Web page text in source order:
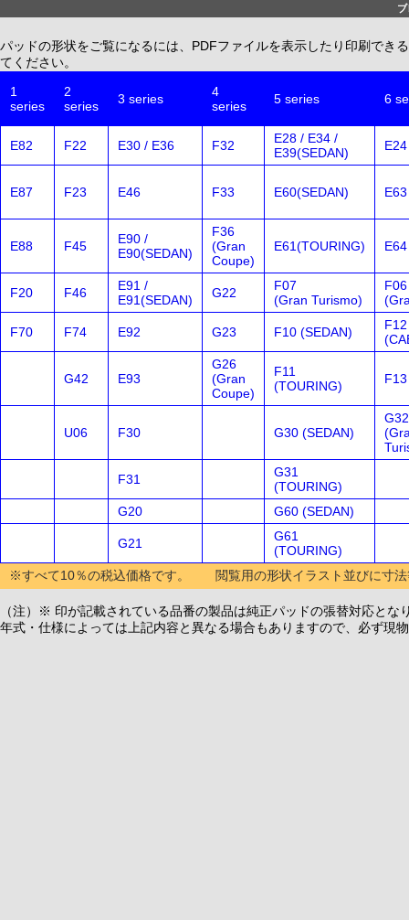
パッドの形状をご覧になるには、PDFファイルを表示したり印刷でき
てください。
1
series
2
series
3 series
4
series
5 series 6
E82 F22 E30 / E36 F32
E28 / E34 /
E39(SEDAN)
E24
E87 F23 E46 F33 E60(SEDAN) E63
E88 F45
E90 /
E90(SEDAN)
F36
(Gran
Coupe)
E61(TOURING) E64
F20 F46
E91 /
E91(SEDAN)
G22
F07
(Gran Turismo)
F06
F70 F74 E92 G23 F10 (SEDAN)
F12
G42 E93
G26
(Gran
Coupe)
F11
(TOURING)
U06 F30 G30 (SEDAN)
G32
F31
G31
(TOURING)
G20
G60 (SEDAN)
G21
G61
(TOURING)
※すべて10％の税込価格です。 閲覧用の形状イラスト並びに寸法
（注）※ 印が記載されている品番の製品は純正パッドの張替対応とな
年式・仕様によっては上記内容と異なる場合もありますので、必ず現